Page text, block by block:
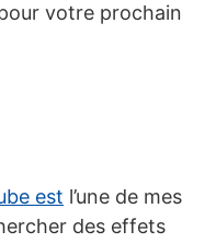
votre prochain
est l’une de mes
des effets